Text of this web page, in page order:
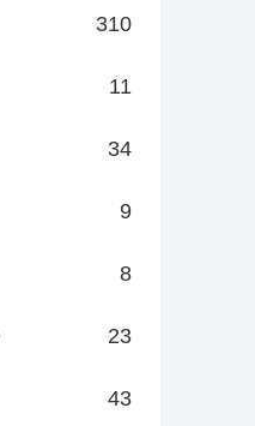
310
11
34
9
8
23
43